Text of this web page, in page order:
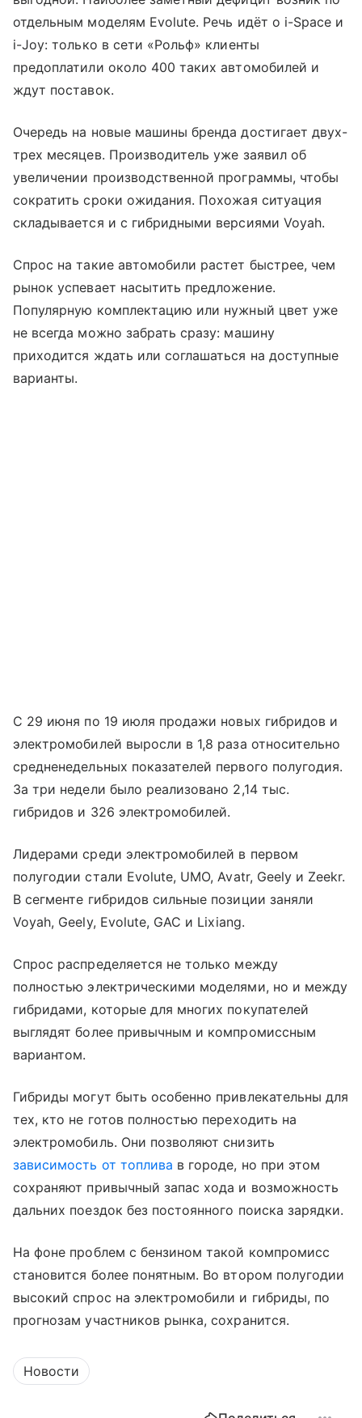
отдельным моделям Evolute. Речь идёт о i-Space и
i-Joy: только в сети «Рольф» клиенты
предоплатили около 400 таких автомобилей и
ждут поставок.
Очередь на новые машины бренда достигает двух-
трех месяцев. Производитель уже заявил об
увеличении производственной программы, чтобы
сократить сроки ожидания. Похожая ситуация
складывается и с гибридными версиями Voyah.
Спрос на такие автомобили растет быстрее, чем
рынок успевает насытить предложение.
Популярную комплектацию или нужный цвет уже
не всегда можно забрать сразу: машину
приходится ждать или соглашаться на доступные
варианты.
С 29 июня по 19 июля продажи новых гибридов и
электромобилей выросли в 1,8 раза относительно
средненедельных показателей первого полугодия.
За три недели было реализовано 2,14 тыс.
гибридов и 326 электромобилей.
Лидерами среди электромобилей в первом
полугодии стали Evolute, UMO, Avatr, Geely и Zeekr.
В сегменте гибридов сильные позиции заняли
Voyah, Geely, Evolute, GAC и Lixiang.
Спрос распределяется не только между
полностью электрическими моделями, но и между
гибридами, которые для многих покупателей
выглядят более привычным и компромиссным
вариантом.
Гибриды могут быть особенно привлекательны для
тех, кто не готов полностью переходить на
электромобиль. Они позволяют снизить
зависимость от топлива в городе, но при этом
сохраняют привычный запас хода и возможность
дальних поездок без постоянного поиска зарядки.
На фоне проблем с бензином такой компромисс
становится более понятным. Во втором полугодии
высокий спрос на электромобили и гибриды, по
прогнозам участников рынка, сохранится.
Новости